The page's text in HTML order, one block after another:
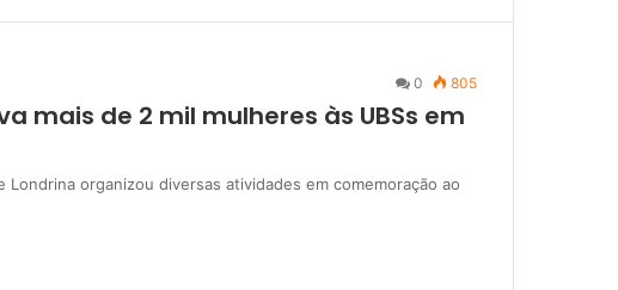
0 805
mais de 2 mil mulheres às UBSs em
organizou diversas atividades em comemoração ao